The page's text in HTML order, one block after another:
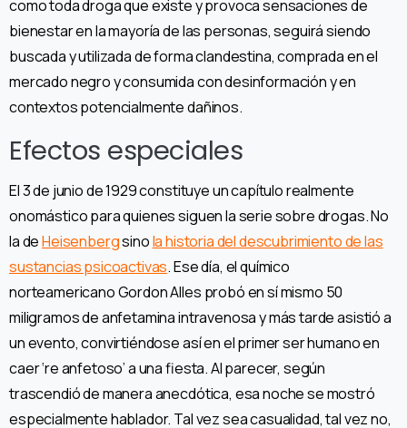
como toda droga que existe y provoca sensaciones de
bienestar en la mayoría de las personas, seguirá siendo
buscada y utilizada de forma clandestina, comprada en el
mercado negro y consumida con desinformación y en
contextos potencialmente dañinos.
Efectos especiales
El 3 de junio de 1929 constituye un capítulo realmente
onomástico para quienes siguen la serie sobre drogas. No
la deHeisenbergsinola historia del descubrimiento de las
sustancias psicoactivas. Ese día, el químico
norteamericano Gordon Alles probó en sí mismo 50
miligramos de anfetamina intravenosa y más tarde asistió a
un evento, convirtiéndose así en el primer ser humano en
caer ‘re anfetoso’ a una fiesta. Al parecer, según
trascendió de manera anecdótica, esa noche se mostró
especialmente hablador. Tal vez sea casualidad, tal vez no,